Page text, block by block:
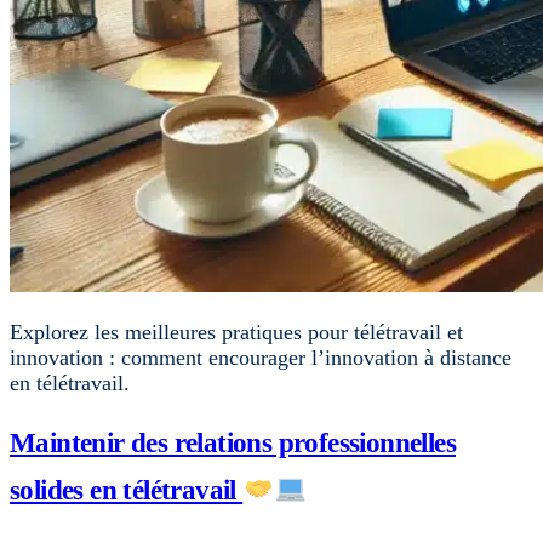
Explorez les meilleures pratiques pour télétravail et
innovation : comment encourager l’innovation à distance
en télétravail.
Maintenir des relations professionnelles
solides en télétravail